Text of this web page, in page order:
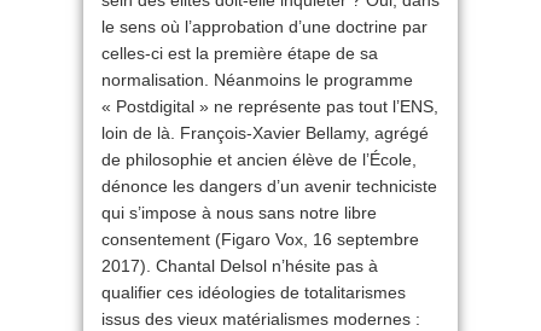
le sens où l’approbation d’une doctrine par
celles-ci est la première étape de sa
normalisation. Néanmoins le programme
« Postdigital » ne représente pas tout l’ENS,
loin de là. François-Xavier Bellamy, agrégé
de philosophie et ancien élève de l’École,
dénonce les dangers d’un avenir techniciste
qui s’impose à nous sans notre libre
consentement (Figaro Vox, 16 septembre
2017). Chantal Delsol n’hésite pas à
qualifier ces idéologies de totalitarismes
issus des vieux matérialismes modernes :